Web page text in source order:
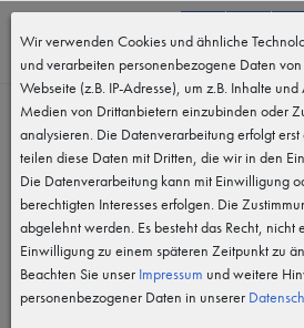
MENÜ
Wir verwenden Cookies und ähnliche
und verarbeiten personenbezogene Daten
Webseite (z.B. IP-Adresse), um z.B. Inhalte
Medien von Drittanbietern einzubinden oder
analysieren. Die Datenverarbeitung erfolgt
teilen diese Daten mit Dritten, die wir in den
Die Datenverarbeitung kann mit Einwilligung
berechtigten Interesses erfolgen. Die
abgelehnt werden. Es besteht das Recht,
Einwilligung zu einem späteren Zeitpunkt zu
Beachten Sie unser Impressum und weitere
personenbezogener Daten in unserer